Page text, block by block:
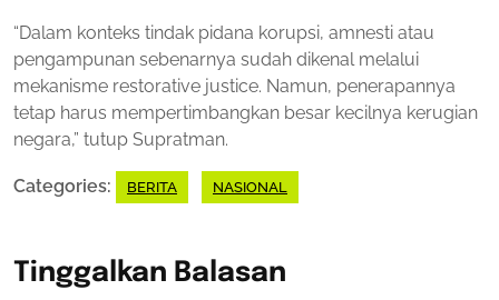
“Dalam konteks tindak pidana korupsi, amnesti atau
pengampunan sebenarnya sudah dikenal melalui
mekanisme restorative justice. Namun, penerapannya
tetap harus mempertimbangkan besar kecilnya kerugian
negara,” tutup Supratman.
Categories: BERITA NASIONAL
Tinggalkan Balasan